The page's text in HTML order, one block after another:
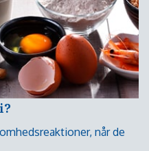
når de